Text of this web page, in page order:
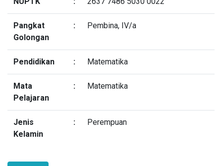
Pangkat
Golongan
: Pembina, IV/a
Pendidikan : Matematika
Mata
Pelajaran
: Matematika
Jenis
Kelamin
: Perempuan